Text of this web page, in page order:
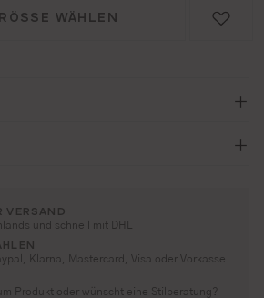
WÄHLEN
VERSAND
und schnell mit DHL
Klarna, Mastercard, Visa oder Vorkasse
Produkt oder wünscht eine Stilberatung?